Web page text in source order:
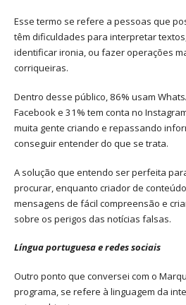
Esse termo se refere a pessoas que
têm dificuldades para interpretar
identificar ironia, ou fazer operações
corriqueiras.
Dentro desse público, 86% usam
Facebook e 31% tem conta no
muita gente criando e repassando
conseguir entender do que se trata.
A solução que entendo ser perfeita
procurar, enquanto criador de
mensagens de fácil compreensão e
sobre os perigos das notícias falsas.
Língua portuguesa e redes sociais
Outro ponto que conversei com o
programa, se refere à linguagem da